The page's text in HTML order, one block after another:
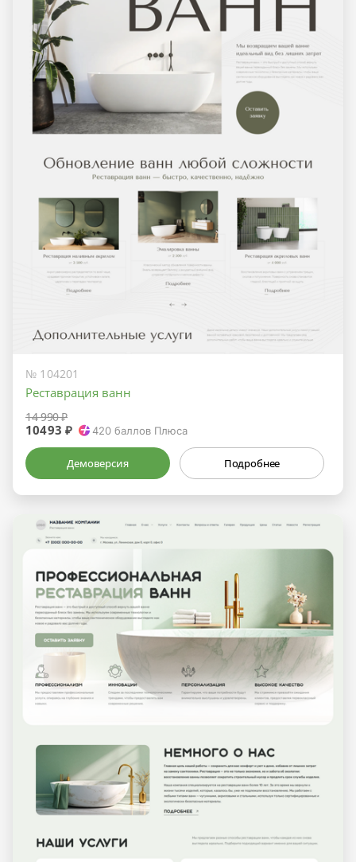
№ 104201
Реставрация ванн
14 990 ₽
10493 ₽ 420 баллов Плюса
Демоверсия Подробнее